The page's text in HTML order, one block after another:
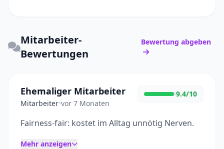
Mitarbeiter-
Bewertungen
Bewertung abgeben
Ehemaliger Mitarbeiter
Mitarbeiter•vor 7 Monaten
9.4/10
Fairness-fair: kostet im Alltag unnötig Nerven.
Mehr anzeigen